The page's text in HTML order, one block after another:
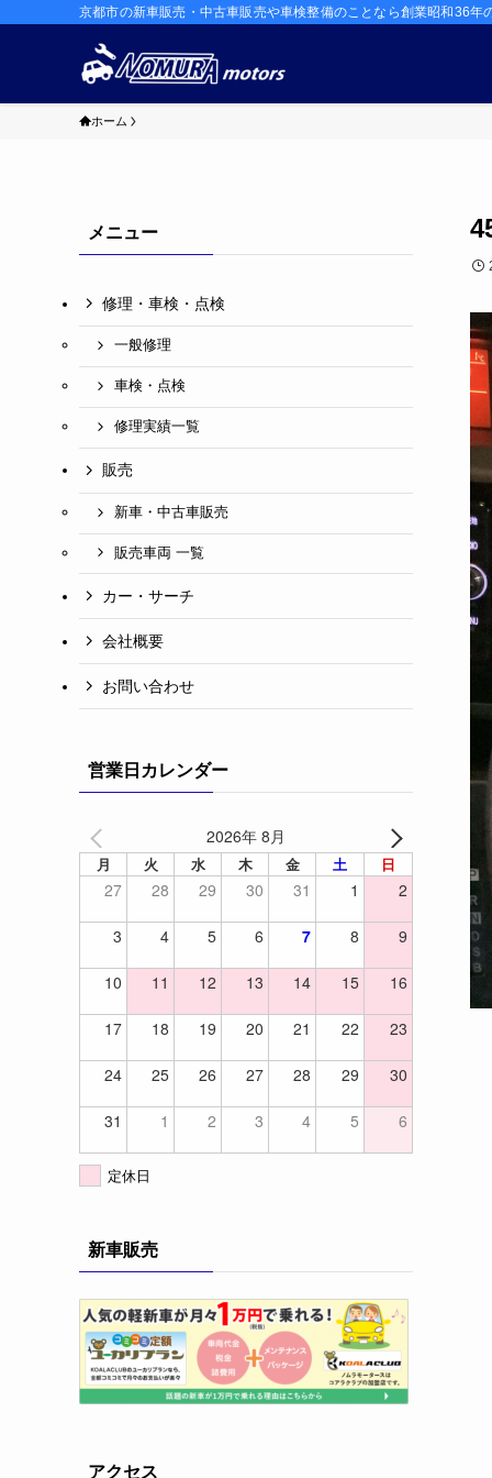
京都市の新車販売・中古車販売や車検整備のことなら創業昭和36年
ホーム
メニュー
修理・車検・点検
一般修理
車検・点検
修理実績一覧
販売
新車・中古車販売
販売車両 一覧
カー・サーチ
会社概要
お問い合わせ
営業日カレンダー
2026年 8月
月 火 水 木 金 土 日
27 28 29 30 31 1 2
3 4 5 6 7 8 9
10 11 12 13 14 15 16
17 18 19 20 21 22 23
24 25 26 27 28 29 30
31 1 2 3 4 5 6
定休日
新車販売
アクセス